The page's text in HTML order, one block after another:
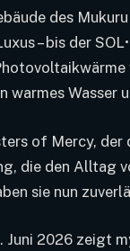
des
– bis der
warmes Wasser
of Mercy,
die den Alltag
sie nun
Juni 2026 zeigt